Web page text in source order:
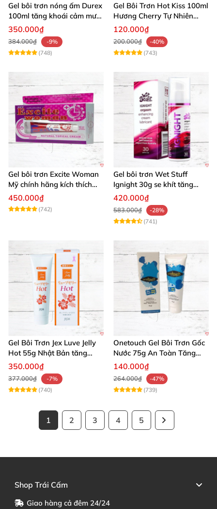
Gel bôi trơn nóng ấm Durex
100ml tăng khoái cảm mượt
mà
350.000₫
384.000₫
-9%
(748)
Gel Bôi Trơn Hot Kiss 100ml
Hương Cherry Tự Nhiên
Mượt Mà
120.000₫
200.000₫
-40%
(743)
Gel bôi trơn Excite Woman
Mỹ chính hãng kích thích
khoái cảm nữ
450.000₫
(742)
Gel bôi trơn Wet Stuff
Ignight 30g se khít tăng
khoái cảm nữ hiệu quả
420.000₫
583.000₫
-28%
(741)
Gel Bôi Trơn Jex Luve Jelly
Hot 55g Nhật Bản tăng
khoái cảm nữ dễ sử dụng
350.000₫
377.000₫
-7%
(740)
Onetouch Gel Bôi Trơn Gốc
Nước 75g An Toàn Tăng
Khoái Cảm
140.000₫
264.000₫
-47%
(739)
1 2 3 4 5
Shop Trái Cấm
Giao hàng cả đêm 24/24